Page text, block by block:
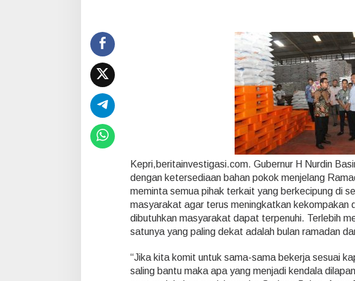
e
n
g
e
l
u
h
N
u
Kepri,beritainvestigasi.com. Gubernur H Nurdin
dengan ketersediaan bahan pokok menjelang
meminta semua pihak terkait yang berkecipung di
masyarakat agar terus meningkatkan kekompakan
dibutuhkan masyarakat dapat terpenuhi. Terlebih
satunya yang paling dekat adalah bulan ramadan
“Jika kita komit untuk sama-sama bekerja sesuai
saling bantu maka apa yang menjadi kendala